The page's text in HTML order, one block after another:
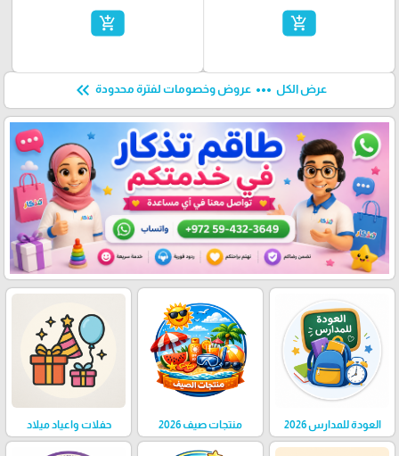
add_shopping_cart
add_shopping_cart
عرض الكل more_horiz عروض وخصومات لفترة محدودة keyboard_double_arrow_left
العودة للمدارس 2026 منتجات صيف 2026 حفلات واعياد ميلاد